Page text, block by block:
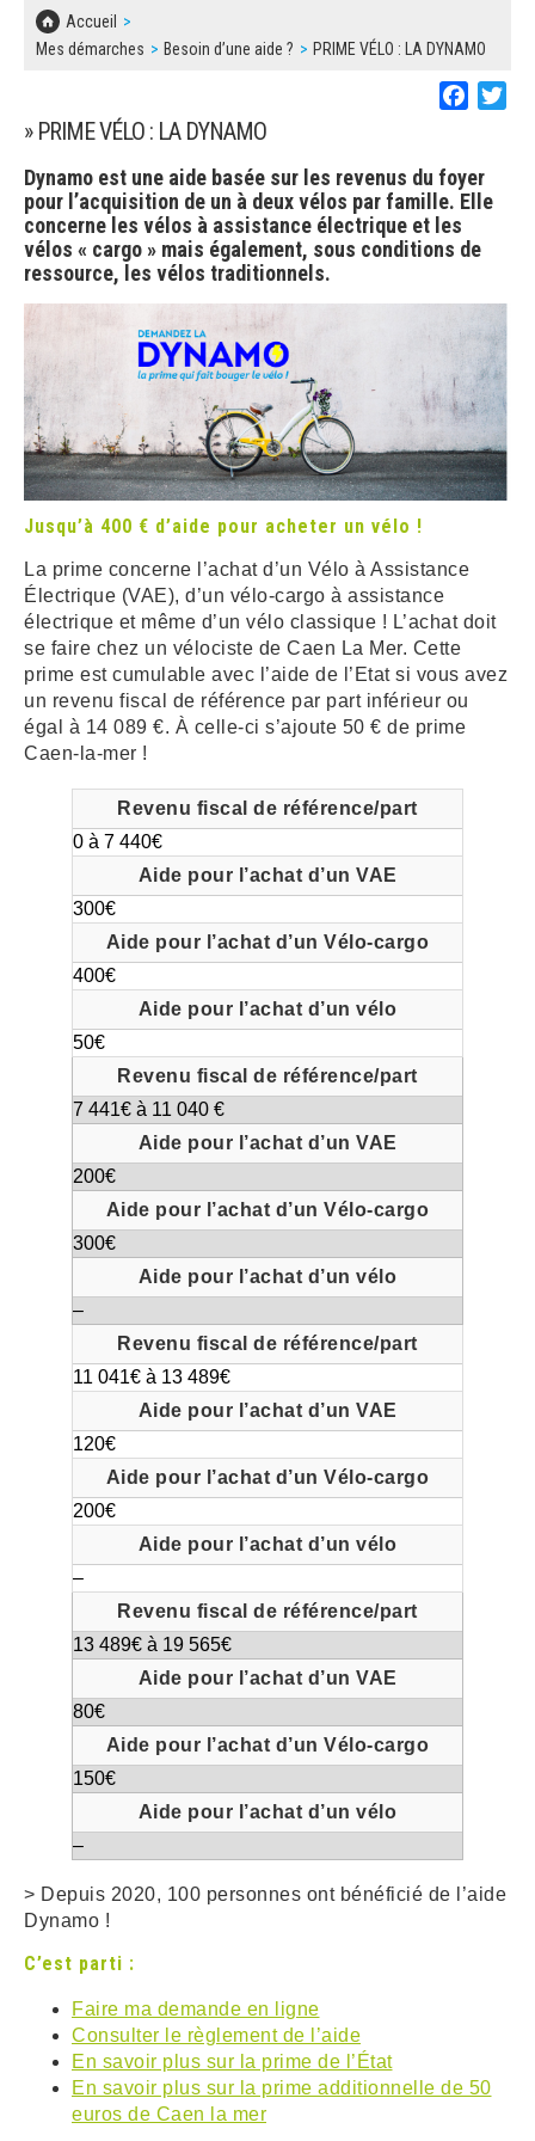
Accueil
Mes démarches
Besoin d’une aide ? PRIME VÉLO : LA DYNAMO
» PRIME VÉLO : LA DYNAMO
Dynamo est une aide basée sur les revenus du foyer
pour l’acquisition de un à deux vélos par famille. Elle
concerne les vélos à assistance électrique et les
vélos « cargo » mais également, sous conditions de
ressource, les vélos traditionnels.
Jusqu’à 400 € d’aide pour acheter un vélo !
La prime concerne l’achat d’un Vélo à Assistance
Électrique (VAE), d’un vélo-cargo à assistance
électrique et même d’un vélo classique ! L’achat doit
se faire chez un vélociste de Caen La Mer. Cette
prime est cumulable avec l’aide de l’Etat si vous avez
un revenu fiscal de référence par part inférieur ou
égal à 14 089 €. À celle-ci s’ajoute 50 € de prime
Caen-la-mer !
0 à 7 440€
300€
400€
50€
7 441€ à 11 040 €
200€
300€
–
11 041€ à 13 489€
120€
200€
–
13 489€ à 19 565€
80€
150€
–
> Depuis 2020, 100 personnes ont bénéficié de l’aide
Dynamo !
C’est parti :
Faire ma demande en ligne
Consulter le règlement de l’aide
En savoir plus sur la prime de l’État
En savoir plus sur la prime additionnelle de 50
euros de Caen la mer
COMMUNIQUÉS DE PRESSE
SOLIDARITÉ, LOGEMENT
SÉNIORS
EMPLOI
URBANISME
POLICE MUNICIPALE
DECHETS
SIGNALEMENTS
BESOIN D'UNE AIDE ?
MARCHÉS PUBLICS
DOCUMENT D'INFORMATION COMMUNAL
REGLEMENT LOCAL DE PUBLICITÉ
DECLARATION DE DEMARCHAGE
DOSSIER DE DEMANDE DE SUBVENTION
DEMANDE DE PRÊT DE MATERIEL
FICHE D'ORGANISATION MANIFESTATION
PLAN D'ACTION MUNICIPAL
ARRÊTÉS MUNICIPAUX
DÉLIBÉRATIONS